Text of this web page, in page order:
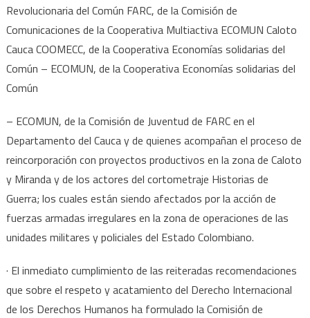
Revolucionaria del Común FARC, de la Comisión de
Comunicaciones de la Cooperativa Multiactiva ECOMUN Caloto
Cauca COOMECC, de la Cooperativa Economías solidarias del
Común – ECOMUN, de la Cooperativa Economías solidarias del
Común
– ECOMUN, de la Comisión de Juventud de FARC en el
Departamento del Cauca y de quienes acompañan el proceso de
reincorporación con proyectos productivos en la zona de Caloto
y Miranda y de los actores del cortometraje Historias de
Guerra; los cuales están siendo afectados por la acción de
fuerzas armadas irregulares en la zona de operaciones de las
unidades militares y policiales del Estado Colombiano.
· El inmediato cumplimiento de las reiteradas recomendaciones
que sobre el respeto y acatamiento del Derecho Internacional
de los Derechos Humanos ha formulado la Comisión de